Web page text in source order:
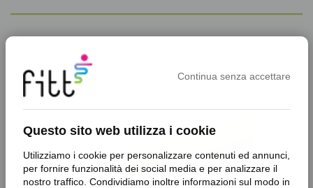
Continua senza accettare
Questo sito web utilizza i cookie
Utilizziamo i cookie per personalizzare contenuti ed annunci,
per fornire funzionalità dei social media e per analizzare il
nostro traffico. Condividiamo inoltre informazioni sul modo in
favorite_border favorite_border